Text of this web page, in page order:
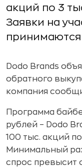
акций по 3
Заявки на
принимаются
Dodo Brands
обратного
компания
Программа
рублей – Dodo
100 тыс. акций
Минимальный
спрос превысит